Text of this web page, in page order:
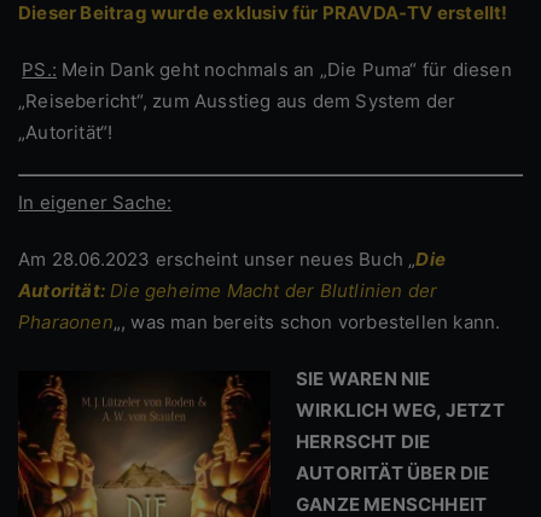
Dieser Beitrag wurde exklusiv für PRAVDA-TV erstellt!
PS.: Mein Dank geht nochmals an „Die Puma“ für diesen
„Reisebericht“, zum Ausstieg aus dem System der
„Autorität“!
In eigener Sache:
Am 28.06.2023 erscheint unser neues Buch „Die
Autorität: Die geheime Macht der Blutlinien der
Pharaonen„, was man bereits schon vorbestellen kann.
SIE WAREN NIE
WIRKLICH WEG, JETZT
HERRSCHT DIE
AUTORITÄT ÜBER DIE
GANZE MENSCHHEIT